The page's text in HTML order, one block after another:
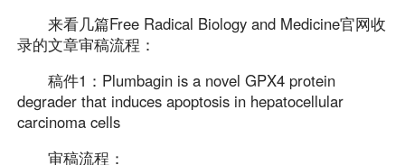
来看几篇Free Radical Biology and Medicine官网收
录的文章审稿流程：
稿件1：Plumbagin is a novel GPX4 protein
degrader that induces apoptosis in hepatocellular
carcinoma cells
审稿流程：